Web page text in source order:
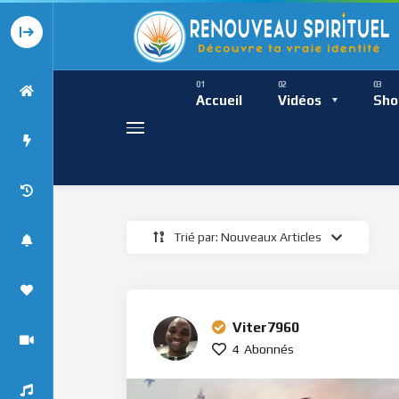
Accueil Vidéos
Présence
Présence
Trié par: Nouveaux Articles
Viter7960
4 Abonnés